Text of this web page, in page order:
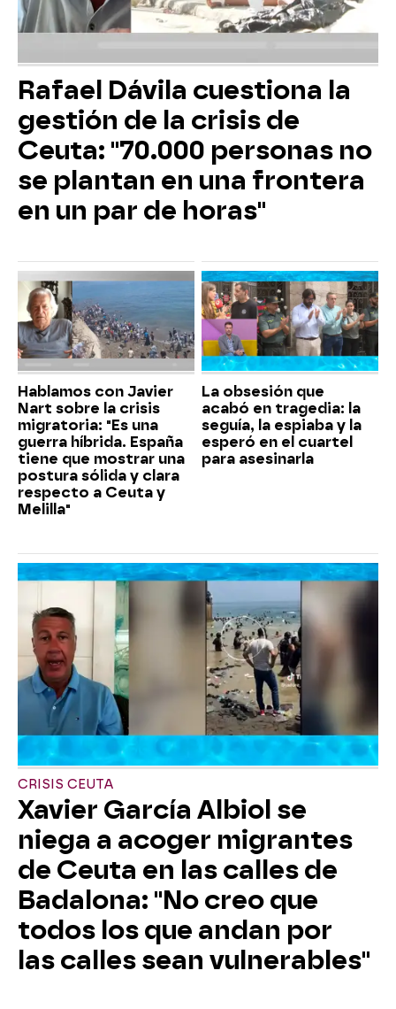
Rafael Dávila cuestiona la
gestión de la crisis de
Ceuta: "70.000 personas no
se plantan en una frontera
en un par de horas"
Hablamos con Javier
Nart sobre la crisis
migratoria: "Es una
guerra híbrida. España
tiene que mostrar una
postura sólida y clara
respecto a Ceuta y
Melilla"
La obsesión que
acabó en tragedia: la
seguía, la espiaba y la
esperó en el cuartel
para asesinarla
CRISIS CEUTA
Xavier García Albiol se
niega a acoger migrantes
de Ceuta en las calles de
Badalona: "No creo que
todos los que andan por
las calles sean vulnerables"